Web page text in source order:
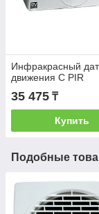
Инфракрасный
движения C PIR
35 475 ₸
Купить
Подобные